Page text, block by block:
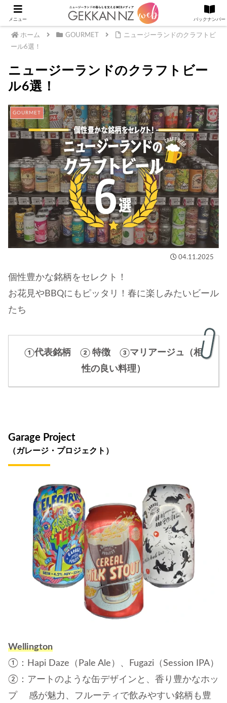
ホーム GOURMET
ニュージーランドのクラフトビ
ール6選！
ニュージーランドのクラフトビー
ル6選！
GOURMET
04.11.2025
個性豊かな銘柄をセレクト！
お花見やBBQにもピッタリ！春に楽しみたいビール
たち
①代表銘柄 ② 特徴 ③マリアージュ（相
性の良い料理）
Garage Project
（ガレージ・プロジェクト）
Wellington
①：Hapi Daze（Pale Ale）、Fugazi（Session IPA）
②：アートのような缶デザインと、香り豊かなホッ
プ 感が魅力、フルーティで飲みやすい銘柄も豊
メニュー バックナンバー